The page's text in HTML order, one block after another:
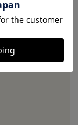
のミネルヴァボ
面の地シボと合